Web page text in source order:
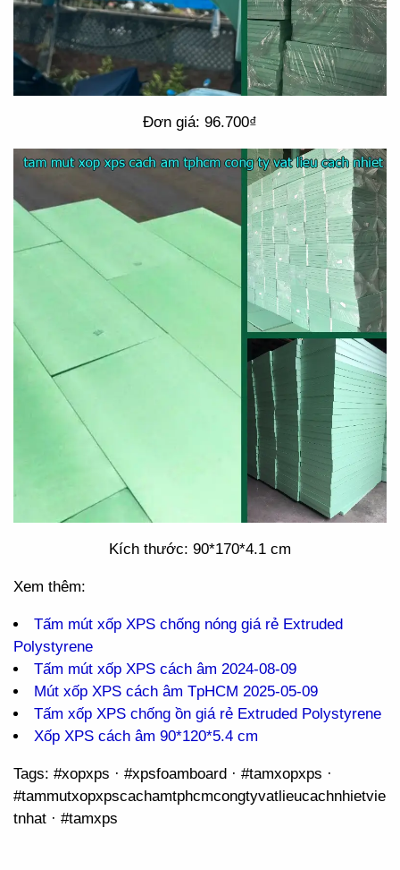
Đơn giá: 96.700₫
Kích thước: 90*170*4.1 cm
Xem thêm:
Tấm mút xốp XPS chống nóng giá rẻ Extruded
Polystyrene
Tấm mút xốp XPS cách âm 2024-08-09
Mút xốp XPS cách âm TpHCM 2025-05-09
Tấm xốp XPS chống ồn giá rẻ Extruded Polystyrene
Xốp XPS cách âm 90*120*5.4 cm
Tags: #xopxps · #xpsfoamboard · #tamxopxps ·
#tammutxopxpscachamtphcmcongtyvatlieucachnhietvie
tnhat · #tamxps